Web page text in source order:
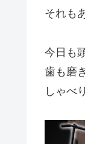
それも
今日も
歯も磨
しゃべ